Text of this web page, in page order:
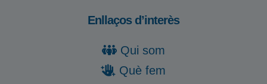
Enllaços d’interès
Qui som
Què fem